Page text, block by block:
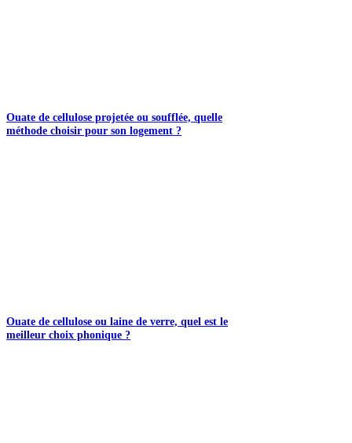
Ouate de cellulose projetée ou soufflée, quelle
méthode choisir pour son logement ?
Ouate de cellulose ou laine de verre, quel est le
meilleur choix phonique ?